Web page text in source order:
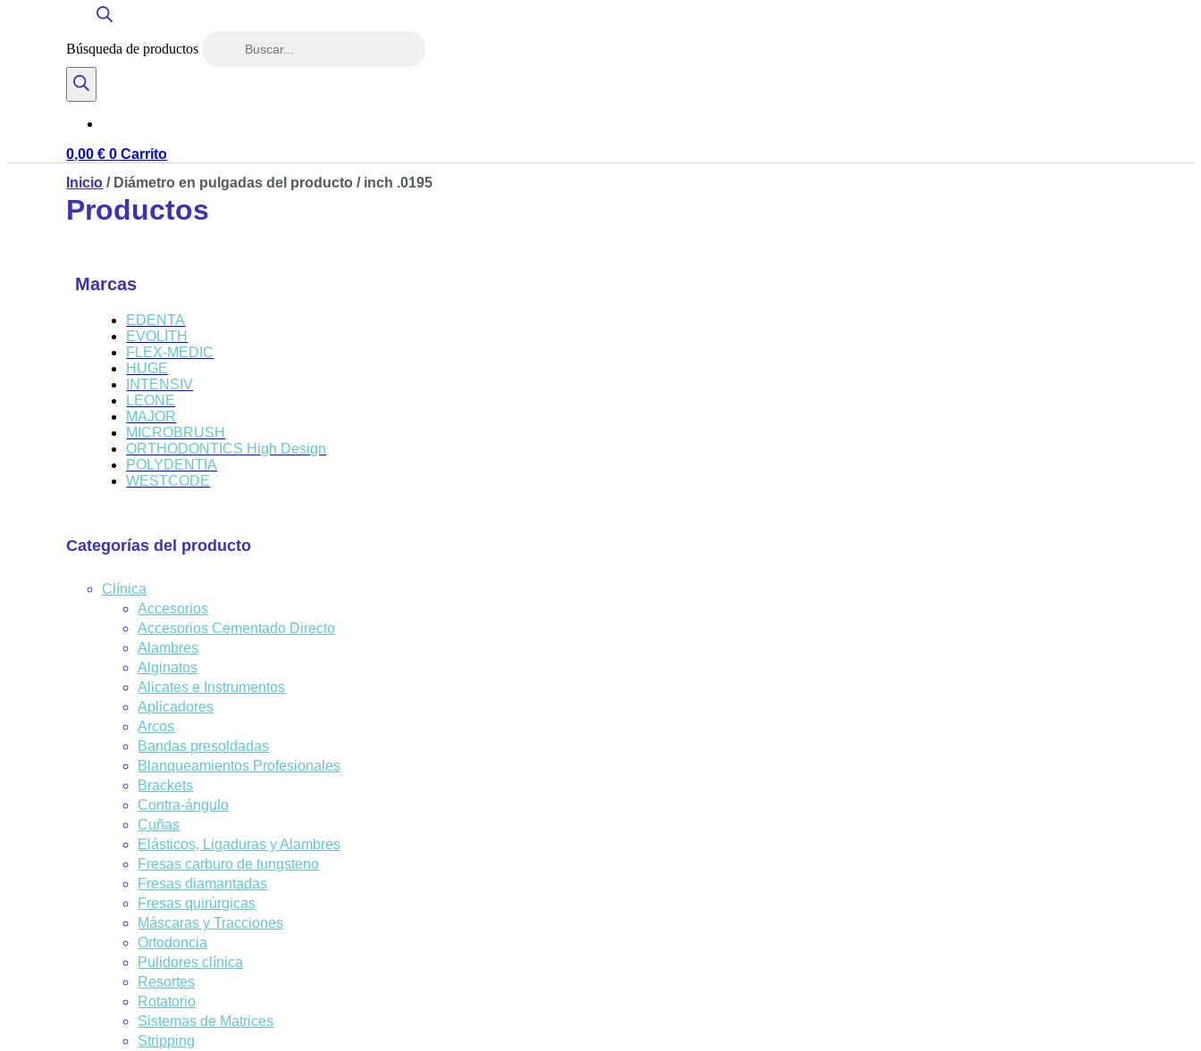
Búsqueda de productos
0,00€ 0 Carrito
Inicio / Diámetro en pulgadas del producto / inch .0195
Productos
Marcas
EDENTA
EVOLITH
FLEX-MEDIC
HUGE
INTENSIV
LEONE
MAJOR
MICROBRUSH
ORTHODONTICS High Design
POLYDENTIA
WESTCODE
Categorías del producto
Clínica
Accesorios
Accesorios Cementado Directo
Alambres
Alginatos
Alicates e Instrumentos
Aplicadores
Arcos
Bandas presoldadas
Blanqueamientos Profesionales
Brackets
Contra-ángulo
Cuñas
Elásticos, Ligaduras y Alambres
Fresas carburo de tungsteno
Fresas diamantadas
Fresas quirúrgicas
Máscaras y Tracciones
Ortodoncia
Pulidores clínica
Resortes
Rotatorio
Sistemas de Matrices
Stripping